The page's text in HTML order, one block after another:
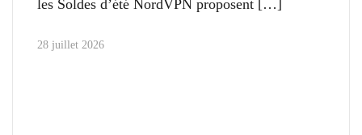
les Soldes d’été NordVPN proposent
28 juillet 2026